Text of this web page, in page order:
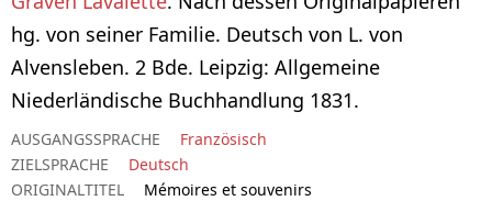
hg. von seiner Familie. Deutsch von L. von
Alvensleben. 2 Bde. Leipzig: Allgemeine
Niederländische Buchhandlung 1831.
AUSGANGSSPRACHE
Französisch
ZIELSPRACHE
Deutsch
ORIGINALTITEL
Mémoires et souvenirs